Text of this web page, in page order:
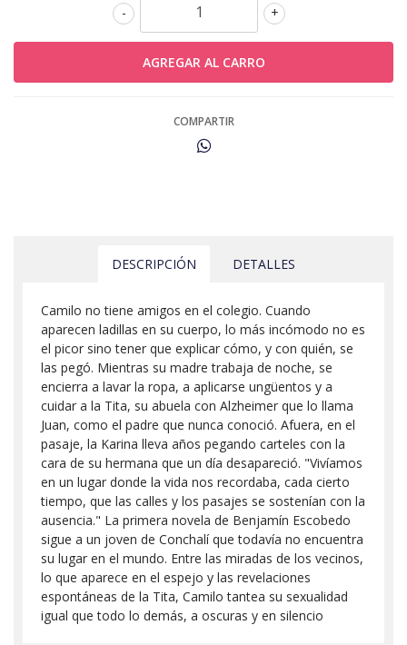
+
-
COMPARTIR
DESCRIPCIÓN DETALLES
Camilo no tiene amigos en el colegio. Cuando
aparecen ladillas en su cuerpo, lo más incómodo no es
el picor sino tener que explicar cómo, y con quién, se
las pegó. Mientras su madre trabaja de noche, se
encierra a lavar la ropa, a aplicarse ungüentos y a
cuidar a la Tita, su abuela con Alzheimer que lo llama
Juan, como el padre que nunca conoció. Afuera, en el
pasaje, la Karina lleva años pegando carteles con la
cara de su hermana que un día desapareció. "Vivíamos
en un lugar donde la vida nos recordaba, cada cierto
tiempo, que las calles y los pasajes se sostenían con la
ausencia." La primera novela de Benjamín Escobedo
sigue a un joven de Conchalí que todavía no encuentra
su lugar en el mundo. Entre las miradas de los vecinos,
lo que aparece en el espejo y las revelaciones
espontáneas de la Tita, Camilo tantea su sexualidad
igual que todo lo demás, a oscuras y en silencio